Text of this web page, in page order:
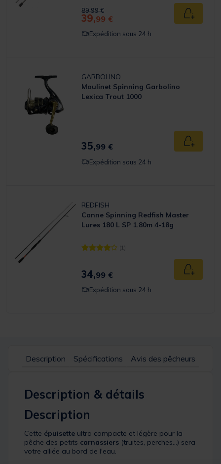
Price reduced from
89,99 €to
39,99 € Ajouter
Expédition sous 24 h
GARBOLINO
Moulinet Spinning Garbolino
Lexica Trout 1000
35,99 € Ajouter
Expédition sous 24 h
REDFISH
Canne Spinning Redfish Master
Lures 180 L SP 1.80m 4-18g
[object Object] out of 5 Customer Rating
(1)
34,99 € Ajouter
Expédition sous 24 h
Description Spécifications Avis des pêcheurs
Description & détails
Description
Cette épuisette ultra compacte et légère pour la
pêche des petits carnassiers (truites, perches...) sera
votre alliée au bord de l'eau.